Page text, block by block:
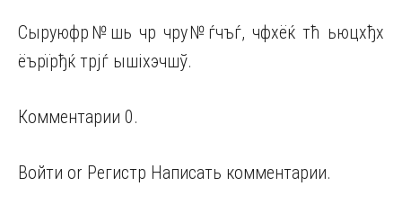
Сыруюфр№шь чр чру№ѓчъѓ, чфхёќ тћ ьюцхђх
ёърїрђќ трјѓ ышіхэчшў.
Комментарии 0.
Войти or Регистр Написать комментарии.